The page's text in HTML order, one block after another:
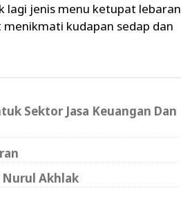
lagi jenis menu ketupat lebaran
kudapan sedap dan
Sektor Jasa Keuangan Dan
Nurul Akhlak